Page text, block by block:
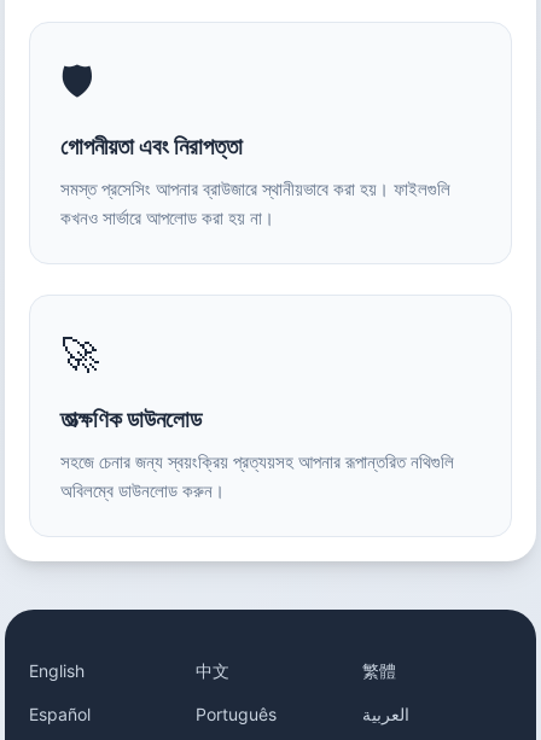
🛡️
গোপনীয়তা এবং নিরাপত্তা
সমস্ত প্রসেসিং আপনার ব্রাউজারে স্থানীয়ভাবে করা হয়। ফাইলগুলি
কখনও সার্ভারে আপলোড করা হয় না।
🚀
তাত্ক্ষণিক ডাউনলোড
সহজে চেনার জন্য স্বয়ংক্রিয় প্রত্যয়সহ আপনার রূপান্তরিত নথিগুলি
অবিলম্বে ডাউনলোড করুন।
English 中文 繁體
Español Português العربية